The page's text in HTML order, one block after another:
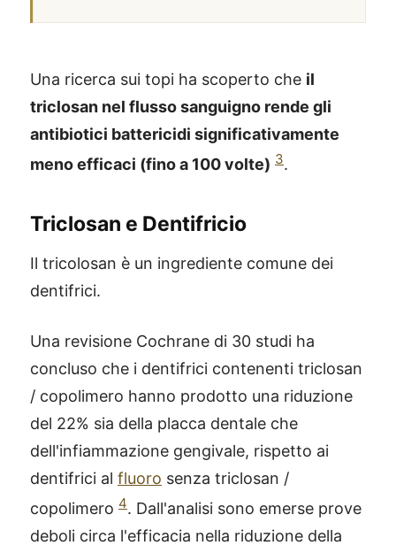
Una ricerca sui topi ha scoperto che il
triclosan nel flusso sanguigno rende gli
antibiotici battericidi significativamente
meno efficaci (fino a 100 volte) 3.
Triclosan e Dentifricio
Il tricolosan è un ingrediente comune dei
dentifrici.
Una revisione Cochrane di 30 studi ha
concluso che i dentifrici contenenti triclosan
/ copolimero hanno prodotto una riduzione
del 22% sia della placca dentale che
dell'infiammazione gengivale, rispetto ai
dentifrici al fluoro senza triclosan /
copolimero 4. Dall'analisi sono emerse prove
deboli circa l'efficacia nella riduzione della